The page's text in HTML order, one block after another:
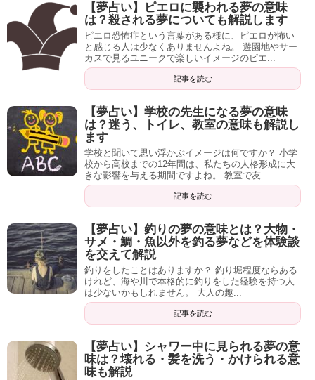
【夢占い】ピエロに襲われる夢の意味
は？殺される夢についても解説します
ピエロ恐怖症という言葉がある様に、ピエロが怖い
と感じる人は少なくありませんよね。 遊園地やサー
カスで見るユニークで楽しいイメージのピエ...
記事を読む
【夢占い】学校の先生になる夢の意味
は？迷う、トイレ、教室の意味も解説し
ます
学校と聞いて思い浮かぶイメージは何ですか？ 小学
校から高校までの12年間は、私たちの人格形成に大
きな影響を与える期間ですよね。 教室で友...
記事を読む
【夢占い】釣りの夢の意味とは？大物・
サメ・鯛・魚以外を釣る夢などを体験談
を交えて解説
釣りをしたことはありますか？ 釣り堀程度ならある
けれど、海や川で本格的に釣りをした経験を持つ人
は少ないかもしれません。 大人の趣...
記事を読む
【夢占い】シャワー中に見られる夢の意
味は？壊れる・髪を洗う・かけられる意
味も解説